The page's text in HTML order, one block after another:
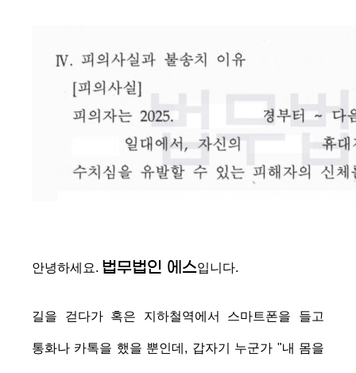
안녕하세요. 법무법인 에스입니다.
길을 걷다가 혹은 지하철역에서 스마트폰을 들고
통화나 카톡을 했을 뿐인데, 갑자기 누군가 "내 몸을